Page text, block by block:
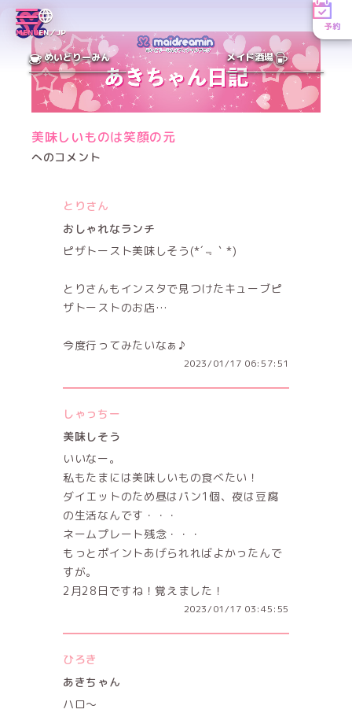
MENUEN／JP
予約
めいどりーみん メイド酒場
美味しいものは笑顔の元
へのコメント
とりさん
おしゃれなランチ‎
ピザトースト美味しそう(*´﹃｀*)
とりさんもインスタで見つけたキューブピ
ザトーストのお店…
今度行ってみたいなぁ♪
2023/01/17 06:57:51
しゃっちー
美味しそう
いいなー。
私もたまには美味しいもの食べたい！
ダイエットのため昼はパン1個、夜は豆腐
の生活なんです・・・
ネームプレート残念・・・
もっとポイントあげられればよかったんで
すが。
2月28日ですね！覚えました！
2023/01/17 03:45:55
ひろき
あきちゃん
ハロ〜